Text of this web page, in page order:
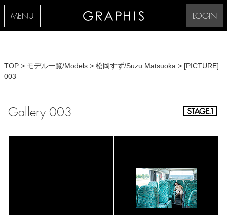
MENU LOGIN
TOP > モデル一覧/Models > 松岡すず/Suzu Matsuoka > [PICTURE]
003
Gallery 003